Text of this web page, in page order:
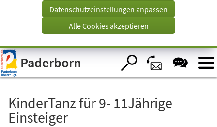
Visuelle
Assistenzsoftware
öffnen.
Tab)
Datenschutzeinstellungen anpassen
Alle Cookies akzeptieren
Paderborn
KinderTanz für 9- 11Jährige
Einsteiger